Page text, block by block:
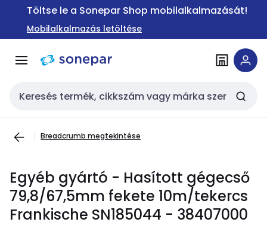
Ugrás a
Ugrás a
tartalomra
Töltse le a Sonepar Shop mobilalkalmazását!
Mobilalkalmazás letöltése
Keresési bemenet
Breadcrumb megtekintése
Egyéb gyártó - Hasított gégecső
79,8/67,5mm fekete 10m/tekercs
Frankische SN185044 - 38407000